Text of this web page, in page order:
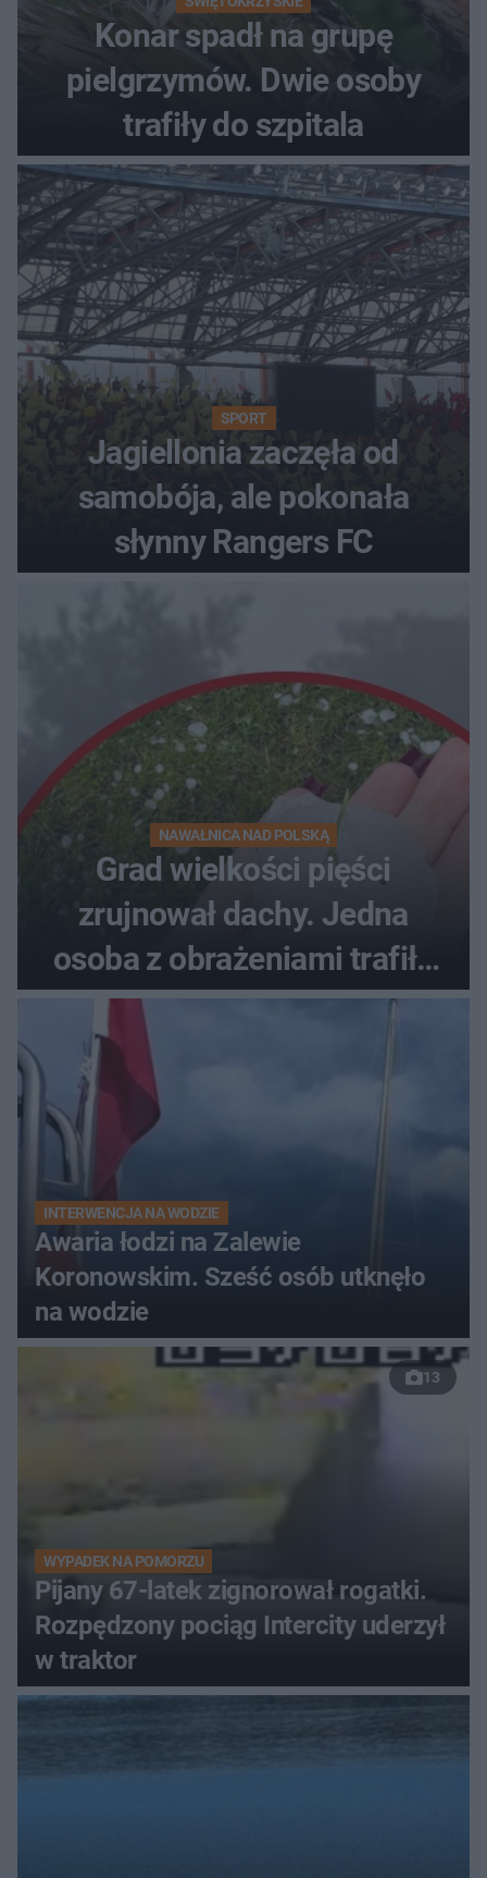
Konar spadł na grupę
pielgrzymów. Dwie osoby
trafiły do szpitala
SPORT
Jagiellonia zaczęła od
samobója, ale pokonała
słynny Rangers FC
NAWAŁNICA NAD POLSKĄ
Grad wielkości pięści
zrujnował dachy. Jedna
osoba z obrażeniami trafiła
do szpitala
INTERWENCJA NA WODZIE
Awaria łodzi na Zalewie
Koronowskim. Sześć osób utknęło
na wodzie
13
WYPADEK NA POMORZU
Pijany 67-latek zignorował rogatki.
Rozpędzony pociąg Intercity uderzył
w traktor